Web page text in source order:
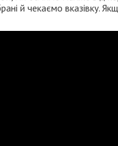
й чекаємо вказівку.